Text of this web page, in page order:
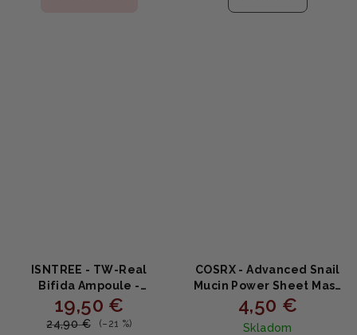
ISNTREE - TW-Real
Bifida Ampoule -
Regeneračné sérum
proti vráskam 50ml
19,50 €
24,90 € (–21 %)
COSRX - Advanced Snail
Mucin Power Sheet Mask
- Maska so slimáčim
extraktom
4,50 €
Skladom